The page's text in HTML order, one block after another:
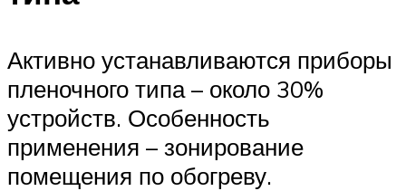
Активно устанавливаются приборы
пленочного типа – около 30%
устройств. Особенность
применения – зонирование
помещения по обогреву.